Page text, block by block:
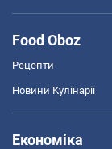
Food Oboz
Рецепти
Новини Кулінарії
Економіка